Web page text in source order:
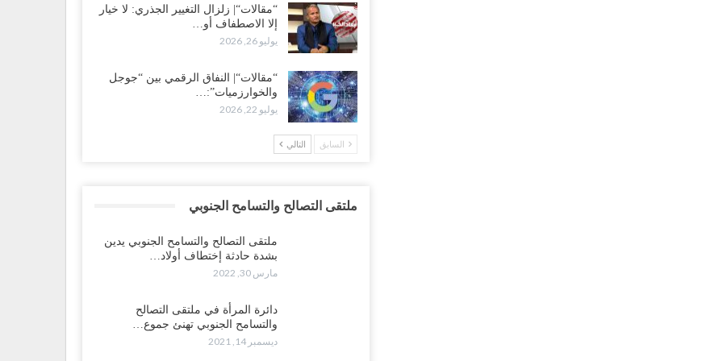
“مقالات“| زلزال التغيير الجذري: لا خيار
إلا الاصطفاف أو…
يوليو 26, 2026
“مقالات“| النفاق الرقمي بين “جوجل
والخوارزميات”:…
يوليو 22, 2026
السابق التالي
ملتقى التصالح والتسامح الجنوبي
ملتقى التصالح والتسامح الجنوبي يدين
بشدة حادثة إختطاف أولاد…
مارس 30, 2022
دائرة المرأة في ملتقى التصالح
والتسامح الجنوبي تهنئ جموع…
ديسمبر 14, 2021